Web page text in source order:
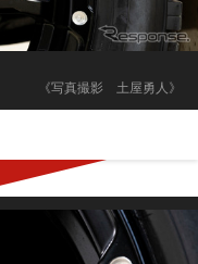
《写真撮影 土屋勇人》